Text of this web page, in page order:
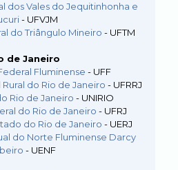
dos Vales do Jequitinhonha e
- UFVJM
do Triângulo Mineiro - UFTM
de Janeiro
Fluminense - UFF
do Rio de Janeiro - UFRRJ
Rio de Janeiro - UNIRIO
do Rio de Janeiro - UFRJ
do Rio de Janeiro - UERJ
do Norte Fluminense Darcy
- UENF